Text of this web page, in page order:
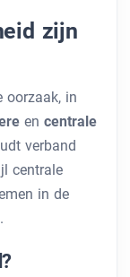
zijn
oorzaak, in
en centrale
verband
centrale
in de